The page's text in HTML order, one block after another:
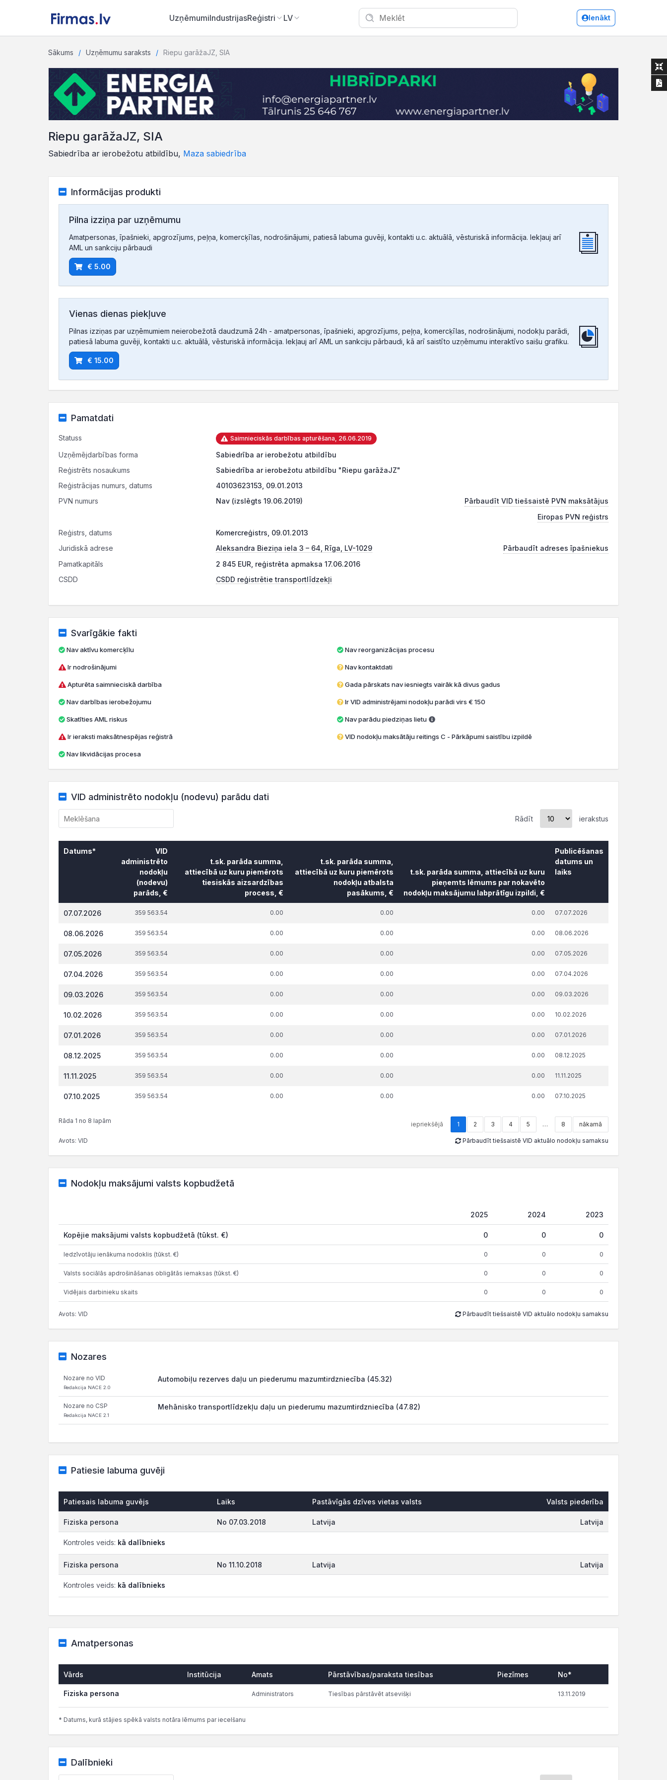
UzņēmumiIndustrijasReģistri LV Ienākt
Sākums Uzņēmumu saraksts Riepu garāžaJZ, SIA
Riepu garāžaJZ, SIA
Sabiedrība ar ierobežotu atbildību, Maza sabiedrība
Informācijas produkti
Pilna izziņa par uzņēmumu
Amatpersonas, īpašnieki, apgrozījums, peļņa, komercķīlas, nodrošinājumi, patiesā labuma guvēji, kontakti u.c. aktuālā, vēsturiskā informācija. Iekļauj arī
AML un sankciju pārbaudi
€ 5.00
Vienas dienas piekļuve
Pilnas izziņas par uzņēmumiem neierobežotā daudzumā 24h - amatpersonas, īpašnieki, apgrozījums, peļņa, komercķīlas, nodrošinājumi, nodokļu parādi,
patiesā labuma guvēji, kontakti u.c. aktuālā, vēsturiskā informācija. Iekļauj arī AML un sankciju pārbaudi, kā arī saistīto uzņēmumu interaktīvo saišu grafiku.
€ 15.00
Pamatdati
Statuss Saimnieciskās darbības apturēšana, 26.06.2019
Uzņēmējdarbības forma
Sabiedrība ar ierobežotu atbildību
Reģistrēts nosaukums
Sabiedrība ar ierobežotu atbildību "Riepu garāžaJZ"
Reģistrācijas numurs, datums
40103623153, 09.01.2013
PVN numurs
Nav (izslēgts 19.06.2019)
Pārbaudīt VID tiešsaistē PVN maksātājus
Eiropas PVN reģistrs
Reģistrs, datums
Komercreģistrs, 09.01.2013
Juridiskā adrese
Aleksandra Bieziņa iela 3 – 64, Rīga, LV-1029
Pārbaudīt adreses īpašniekus
Pamatkapitāls
2 845 EUR, reģistrēta apmaksa 17.06.2016
CSDD
CSDD reģistrētie transportlīdzekļi
Svarīgākie fakti
Nav aktīvu komercķīlu
Ir nodrošinājumi
Apturēta saimnieciskā darbība
Nav darbības ierobežojumu
Skatīties AML riskus
Ir ieraksti maksātnespējas reģistrā
Nav likvidācijas procesa
Nav reorganizācijas procesu
Nav kontaktdati
Gada pārskats nav iesniegts vairāk kā divus gadus
Ir VID administrējami nodokļu parādi virs € 150
Nav parādu piedziņas lietu
VID nodokļu maksātāju reitings C - Pārkāpumi saistību izpildē
VID administrēto nodokļu (nodevu) parādu dati
Rādīt ierakstus
Datums*
VID
administrēto
nodokļu
(nodevu)
parāds, €
t.sk. parāda summa,
attiecībā uz kuru piemērots
tiesiskās aizsardzības
process, €
t.sk. parāda summa,
attiecībā uz kuru piemērots
nodokļu atbalsta
pasākums, €
t.sk. parāda summa, attiecībā uz kuru
pieņemts lēmums par nokavēto
nodokļu maksājumu labprātīgu izpildi, €
Publicēšanas
datums un
laiks
nodokļu
parāds, €
tiesiskās aizsardzības
nodokļu atbalsta
nodokļu maksājumu labprātīgu izpildi, €
laiks
07.07.2026 359 563.54 0.00 0.00 0.00 07.07.2026
08.06.2026 359 563.54 0.00 0.00 0.00 08.06.2026
07.05.2026 359 563.54 0.00 0.00 0.00 07.05.2026
07.04.2026 359 563.54 0.00 0.00 0.00 07.04.2026
09.03.2026 359 563.54 0.00 0.00 0.00 09.03.2026
10.02.2026 359 563.54 0.00 0.00 0.00 10.02.2026
07.01.2026 359 563.54 0.00 0.00 0.00 07.01.2026
08.12.2025 359 563.54 0.00 0.00 0.00 08.12.2025
11.11.2025 359 563.54 0.00 0.00 0.00 11.11.2025
07.10.2025 359 563.54 0.00 0.00 0.00 07.10.2025
Rāda 1 no 8 lapām iepriekšējā 1 2 3 4 5 … 8 nākamā
Avots: VID Pārbaudīt tiešsaistē VID aktuālo nodokļu samaksu
Nodokļu maksājumi valsts kopbudžetā
2025 2024 2023
Kopējie maksājumi valsts kopbudžetā (tūkst. €) 0 0 0
Iedzīvotāju ienākuma nodoklis (tūkst. €) 0 0 0
Valsts sociālās apdrošināšanas obligātās iemaksas (tūkst. €) 0 0 0
Vidējais darbinieku skaits 0 0 0
Avots: VID Pārbaudīt tiešsaistē VID aktuālo nodokļu samaksu
Nozares
Nozare no VID
Redakcija NACE 2.0
Automobiļu rezerves daļu un piederumu mazumtirdzniecība (45.32)
Nozare no CSP
Redakcija NACE 2.1
Mehānisko transportlīdzekļu daļu un piederumu mazumtirdzniecība (47.82)
Patiesie labuma guvēji
Patiesais labuma guvējs Laiks Pastāvīgās dzīves vietas valsts Valsts piederība
Fiziska persona No 07.03.2018 Latvija Latvija
Kontroles veids: kā dalībnieks
Fiziska persona No 11.10.2018 Latvija Latvija
Kontroles veids: kā dalībnieks
Amatpersonas
Vārds Institūcija Amats Pārstāvības/paraksta tiesības Piezīmes No*
Fiziska persona Administrators Tiesības pārstāvēt atsevišķi 13.11.2019
* Datums, kurā stājies spēkā valsts notāra lēmums par iecelšanu
Dalībnieki